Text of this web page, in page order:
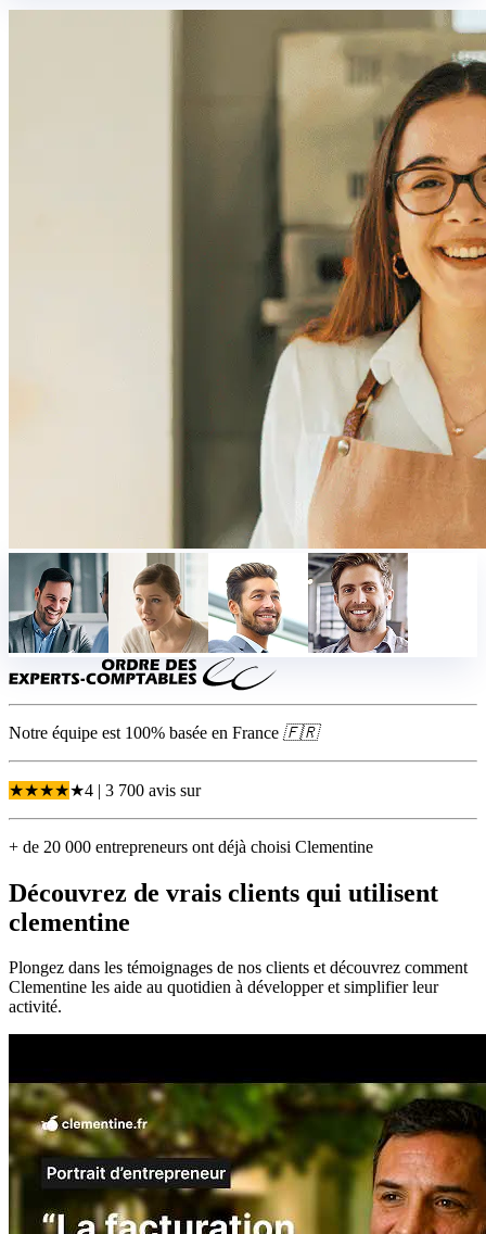
Notre équipe est 100% basée en France 🇫🇷
★★★★★4 | 3 700 avis sur
+ de 20 000 entrepreneurs ont déjà choisi Clementine
Découvrez de vrais clients qui utilisent
clementine
Plongez dans les témoignages de nos clients et découvrez comment
Clementine les aide au quotidien à développer et simplifier leur
activité.